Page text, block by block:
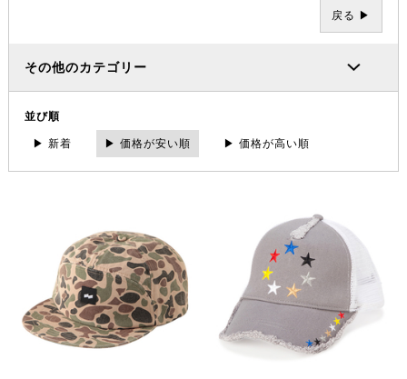
戻る ▶
その他のカテゴリー
並び順
▶ 新着 ▶ 価格が安い順 ▶ 価格が高い順